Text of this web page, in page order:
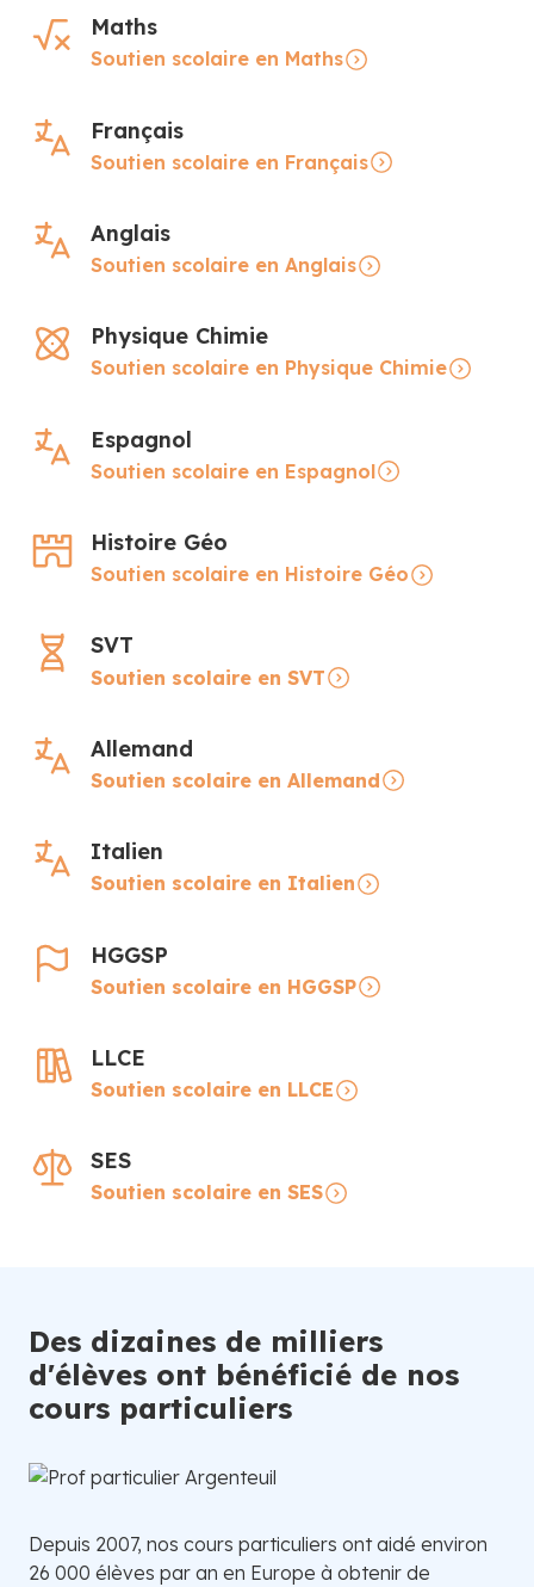
Maths
Soutien scolaire en Maths
Français
Soutien scolaire en Français
Anglais
Soutien scolaire en Anglais
Physique Chimie
Soutien scolaire en Physique Chimie
Espagnol
Soutien scolaire en Espagnol
Histoire Géo
Soutien scolaire en Histoire Géo
SVT
Soutien scolaire en SVT
Allemand
Soutien scolaire en Allemand
Italien
Soutien scolaire en Italien
HGGSP
Soutien scolaire en HGGSP
LLCE
Soutien scolaire en LLCE
SES
Soutien scolaire en SES
Des dizaines de milliers
d'élèves ont bénéficié de nos
cours particuliers
Depuis 2007, nos cours particuliers ont aidé environ
26 000 élèves par an en Europe à obtenir de